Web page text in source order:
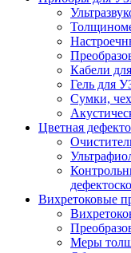
Кабели
Гель для
Сумки,
Цветная
Вихретоковые
Меры